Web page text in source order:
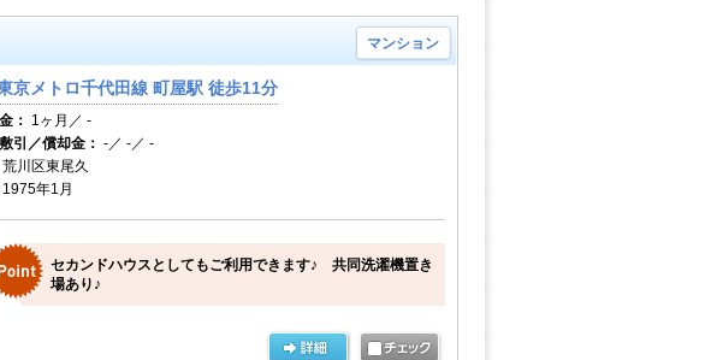
マンション
京メトロ千代田線 町屋駅 徒歩11分
： 1ヶ月／ -
引／償却金： -／ -／ -
荒川区東尾久
1975年1月
セカンドハウスとしてもご利用できます♪ 共同洗濯機置き
場あり♪